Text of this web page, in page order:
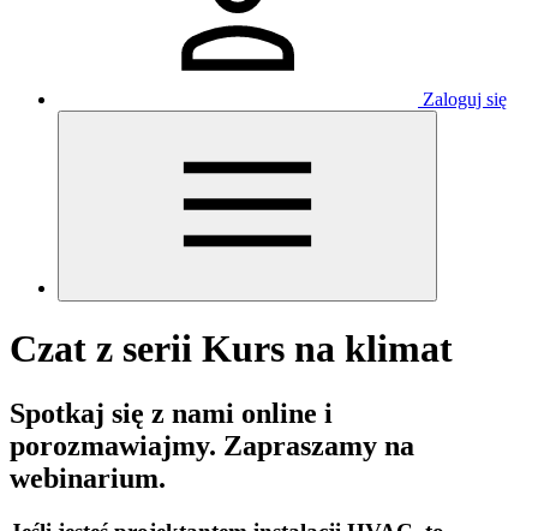
Zaloguj się
Czat z serii Kurs na klimat
Spotkaj się z nami online i
porozmawiajmy. Zapraszamy na
webinarium.